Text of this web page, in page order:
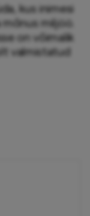
kus inimesi
miljöö.
on võimalik
valmistatud